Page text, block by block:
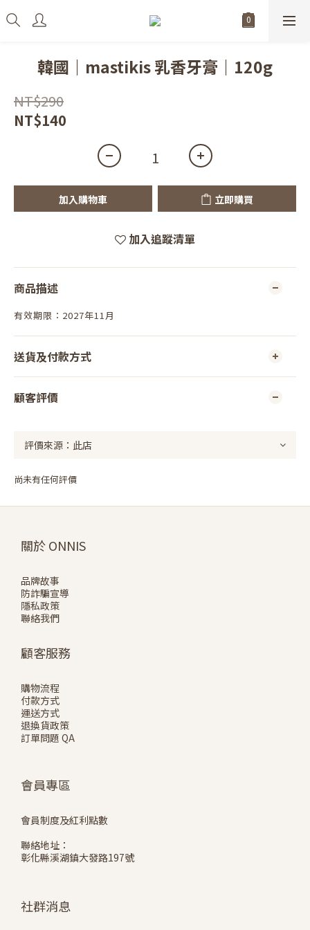
韓國｜mastikis 乳香牙膏｜120g
NT$290
NT$140
加入購物車 立即購買
加入追蹤清單
商品描述
有效期限：2027年11月
送貨及付款方式
顧客評價
尚未有任何評價
關於 ONNIS
品牌故事
防詐騙宣導
隱私政策
聯絡我們
顧客服務
購物流程
付款方式
運送方式
退換貨政策
訂單問題 QA
會員專區
會員制度及紅利點數
聯絡地址：
彰化縣溪湖鎮大發路197號
社群消息